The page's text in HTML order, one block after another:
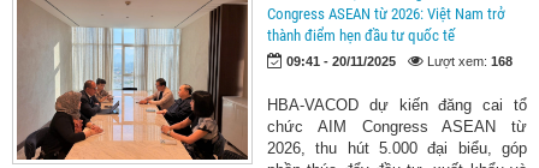
Congress ASEAN từ 2026: Việt Nam trở
thành điểm hẹn đầu tư quốc tế
09:41 - 20/11/2025 Lượt xem: 168
HBA-VACOD dự kiến đăng cai tổ
chức AIM Congress ASEAN từ
2026, thu hút 5.000 đại biểu, góp